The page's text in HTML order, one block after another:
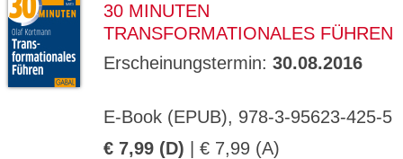
30 MINUTEN
TRANSFORMATIONALES FÜHREN
Erscheinungstermin: 30.08.2016
E-Book (EPUB), 978-3-95623-425-5
€ 7,99 (D) | € 7,99 (A)